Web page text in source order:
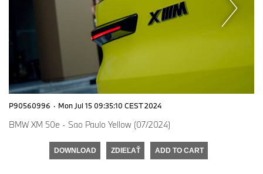
P90560996 · Mon Jul 15 09:35:10 CEST 2024
BMW XM 50e - Sao Paulo Yellow (07/2024)
DOWNLOAD ZDIEĽAŤ ADD TO CART